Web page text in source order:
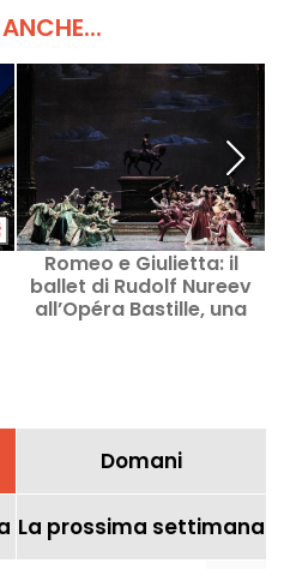
Romeo e Giulietta: il
ballet di Rudolf Nureev
all’Opéra Bastille, una
Domani
La prossima settimana